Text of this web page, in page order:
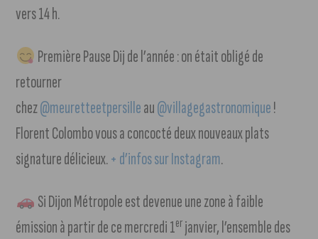
vers 14 h.
Première Pause Dij de l’année : on était obligé de
retourner
chez@meuretteetpersilleau@villagegastronomique!
Florent Colombo vous a concocté deux nouveaux plats
signature délicieux.+ d’infos sur Instagram.
Si Dijon Métropole est devenue une zone à faible
émission à partir de ce mercredi 1erjanvier, l’ensemble des